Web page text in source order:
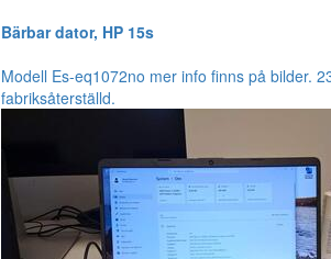
Bärbar dator, HP 15s
Modell Es-eq1072no mer info finns på bilder.
fabriksåterställd.